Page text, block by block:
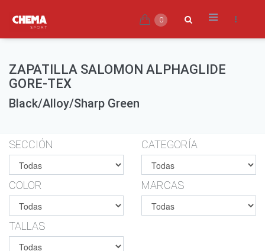
0
ZAPATILLA SALOMON ALPHAGLIDE
GORE-TEX
Black/Alloy/Sharp Green
SECCIÓN CATEGORÍA
COLOR MARCAS
TALLAS